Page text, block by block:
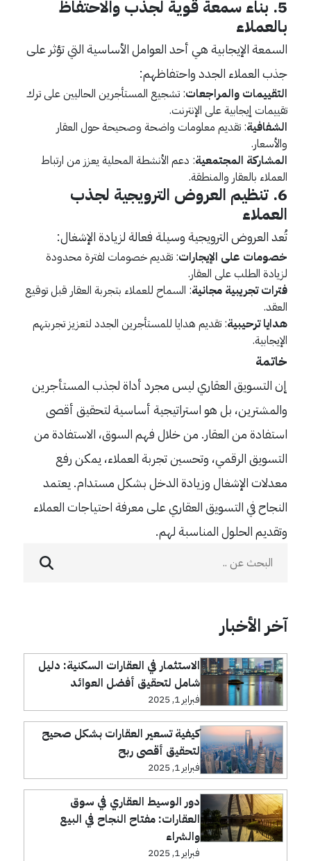
5. بناء سمعة قوية لجذب والاحتفاظ
بالعملاء
السمعة الإيجابية هي أحد العوامل الأساسية التي تؤثر على
جذب العملاء الجدد واحتفاظهم:
التقييمات والمراجعات: تشجيع المستأجرين الحاليين على ترك
تقييمات إيجابية على الإنترنت.
الشفافية: تقديم معلومات واضحة وصحيحة حول العقار
والأسعار.
المشاركة المجتمعية: دعم الأنشطة المحلية يعزز من ارتباط
العملاء بالعقار والمنطقة.
6. تنظيم العروض الترويجية لجذب
العملاء
تُعد العروض الترويجية وسيلة فعالة لزيادة الإشغال:
خصومات على الإيجارات: تقديم خصومات لفترة محدودة
لزيادة الطلب على العقار.
فترات تجريبية مجانية: السماح للعملاء بتجربة العقار قبل توقيع
العقد.
هدايا ترحيبية: تقديم هدايا للمستأجرين الجدد لتعزيز تجربتهم
الإيجابية.
خاتمة
إن التسويق العقاري ليس مجرد أداة لجذب المستأجرين
والمشترين، بل هو استراتيجية أساسية لتحقيق أقصى
استفادة من العقار. من خلال فهم السوق، الاستفادة من
التسويق الرقمي، وتحسين تجربة العملاء، يمكن رفع
معدلات الإشغال وزيادة الدخل بشكل مستدام. يعتمد
النجاح في التسويق العقاري على معرفة احتياجات العملاء
وتقديم الحلول المناسبة لهم.
آخر الأخبار
الاستثمار في العقارات السكنية: دليل
شامل لتحقيق أفضل العوائد
فبراير 1, 2025
كيفية تسعير العقارات بشكل صحيح
لتحقيق أقصى ربح
فبراير 1, 2025
دور الوسيط العقاري في سوق
العقارات: مفتاح النجاح في البيع
والشراء
فبراير 1, 2025